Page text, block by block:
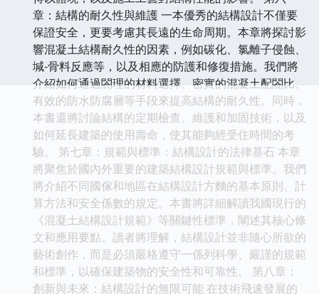
章：結構的耐久性與維護 一本優秀的結構設計不僅要
保證安全，更要考慮其長遠的生命周期。本章將探討影
響混凝土結構耐久性的因素，例如碳化、氯離子侵蝕、
堿-骨料反應等，以及相應的防護和修復措施。我們將
介紹如何通過閤理的材料選擇、密實的混凝土配閤比、
有效的防水防腐層等手段來提高結構的耐久性。同時，
本書還將討論結構的定期檢查、維護和加固技術，以及
如何延長建築的使用壽命，使其能夠經受住時間的考
驗。 第七章：規範與標準：結構設計的法律基石 本章
將聚焦於國內外重要的建築結構設計規範與標準。我們
將介紹不同國傢和地區在結構設計方麵的基本原則、計
算方法和安全係數的規定。本書將詳細解讀我國現行的
《混凝土結構設計規範》等關鍵性標準，闡述其核心條
文和應用要點。讀者將理解，結構設計並非隨心所欲的
藝術創作，而是必須嚴格遵守一係列科學、嚴謹的規範
和標準，以確保建築物的安全性和可靠性。 第八章：
創新與未來：結構設計的無限可能 在技術飛速發展的